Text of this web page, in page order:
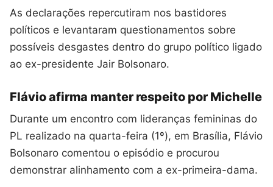
As declarações repercutiram nos bastidores
políticos e levantaram questionamentos sobre
possíveis desgastes dentro do grupo político ligado
ao ex-presidente Jair Bolsonaro.
Flávio afirma manter respeito por Michelle
Durante um encontro com lideranças femininas do
PL realizado na quarta-feira (1º), em Brasília, Flávio
Bolsonaro comentou o episódio e procurou
demonstrar alinhamento com a ex-primeira-dama.